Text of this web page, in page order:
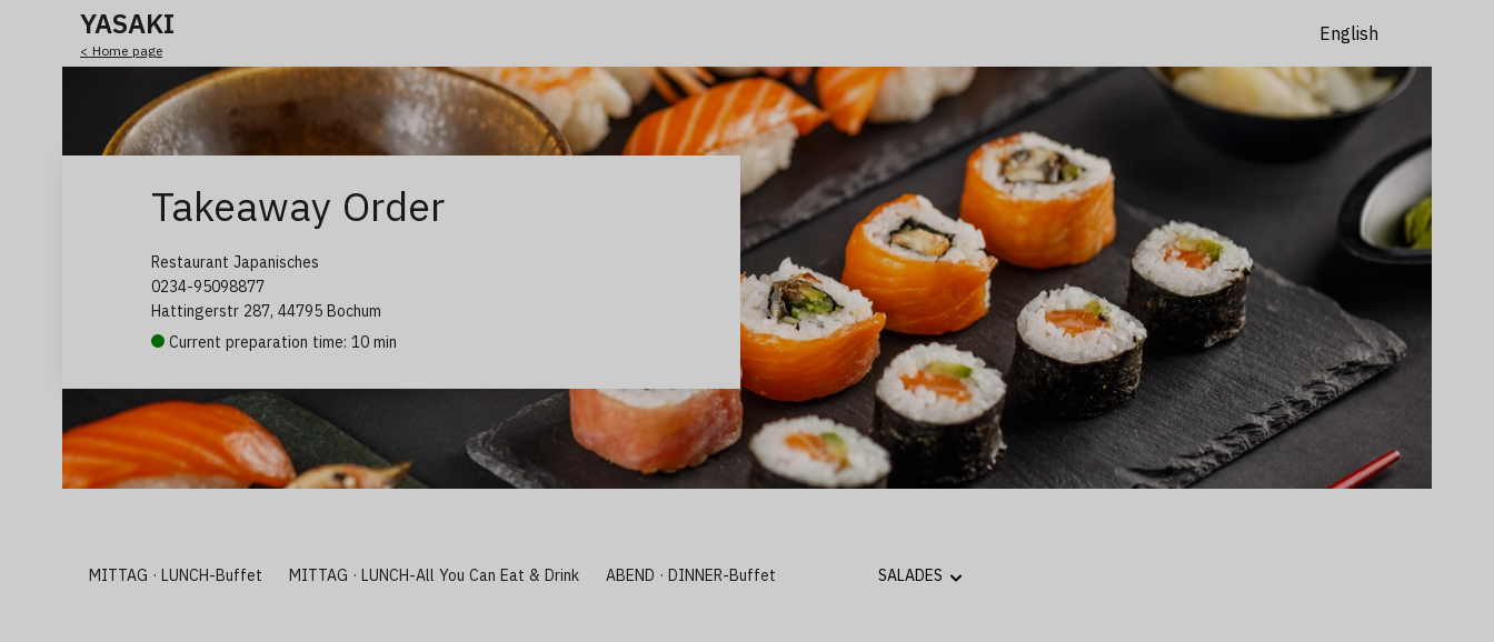
YASAKI
< Home page
Takeaway Order
Restaurant Japanisches
0234-95098877
Hattingerstr 287, 44795 Bochum
Current preparation time: 10 min
MITTAG · LUNCH-Buffet MITTAG · LUNCH-All You Can Eat & Drink ABEND · DINNER-Buffet